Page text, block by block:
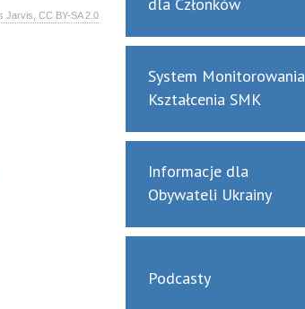
Jarvis, CC BY-SA 2.0
System Monitorowania
Kształcenia SMK
Informacje dla
Obywateli Ukrainy
Podcasty